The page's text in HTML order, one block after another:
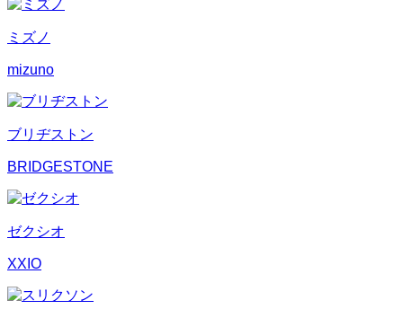
ミズノ
mizuno
ブリヂストン
BRIDGESTONE
ゼクシオ
XXIO